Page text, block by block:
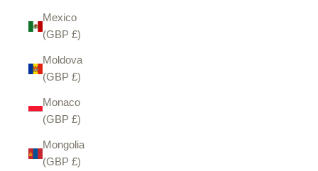
Mexico
(GBP £)
Moldova
(GBP £)
Monaco
(GBP £)
Mongolia
(GBP £)